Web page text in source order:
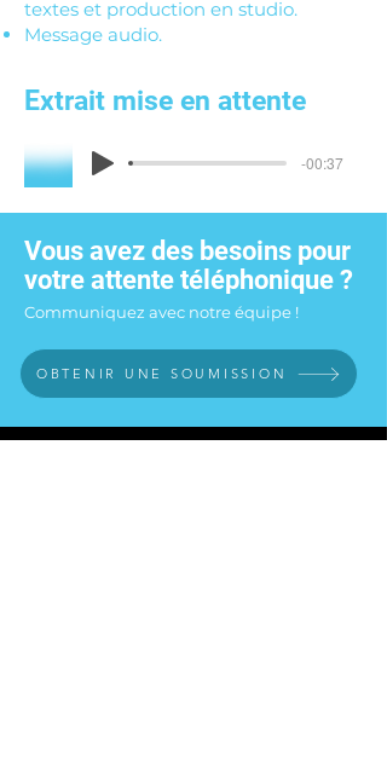
textes et production en studio.
Message audio.
Extrait mise en attente
-00:37
Vous avez des besoins pour
votre attente téléphonique ?
Communiquez avec notre équipe !
OBTENIR UNE SOUMISSION